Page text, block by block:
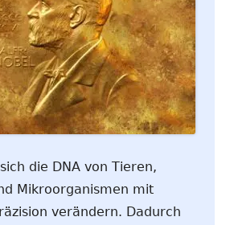
die DNA von Tieren,
Mikroorganismen mit
verändern. Dadurch